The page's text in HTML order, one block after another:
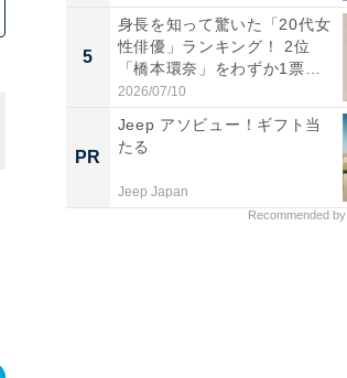
5
身長を知って驚いた「20代女
性俳優」ランキング！ 2位
「橋本環奈」をわずか1票
差...
2026/07/10
PR
Jeep アソビュー！ギフト当
たる
Jeep Japan
Recommended by